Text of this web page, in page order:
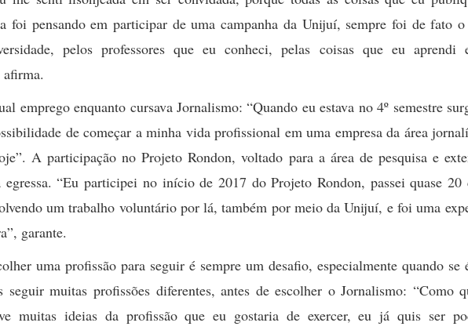
foi pensando em participar de uma campanha da Unijuí, sempre foi de fato
pelos professores que eu conheci, pelas coisas que eu aprendi
emprego enquanto cursava Jornalismo: “Quando eu estava no 4º semestre
de começar a minha vida profissional em uma empresa da área
A participação no Projeto Rondon, voltado para a área de pesquisa e
egressa. “Eu participei no início de 2017 do Projeto Rondon, passei quase 20
um trabalho voluntário por lá, também por meio da Unijuí, e foi uma
garante.
uma profissão para seguir é sempre um desafio, especialmente quando se
muitas profissões diferentes, antes de escolher o Jornalismo: “Como
muitas ideias da profissão que eu gostaria de exercer, eu já quis ser